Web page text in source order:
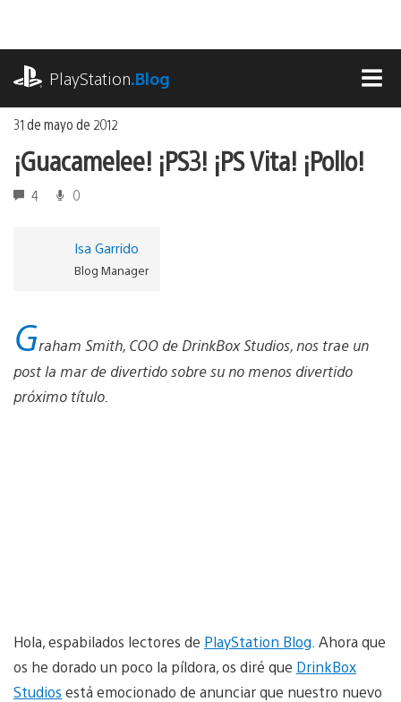
contenido
PlayStation.Blog
31 de mayo de 2012
¡Guacamelee! ¡PS3! ¡PS Vita! ¡Pollo!
4 0
Isa Garrido
Blog Manager
Graham Smith, COO de DrinkBox Studios, nos trae un
post la mar de divertido sobre su no menos divertido
próximo título.
Hola, espabilados lectores de PlayStation Blog . Ahora que
os he dorado un poco la píldora, os diré que DrinkBox
Studios está emocionado de anunciar que nuestro nuevo